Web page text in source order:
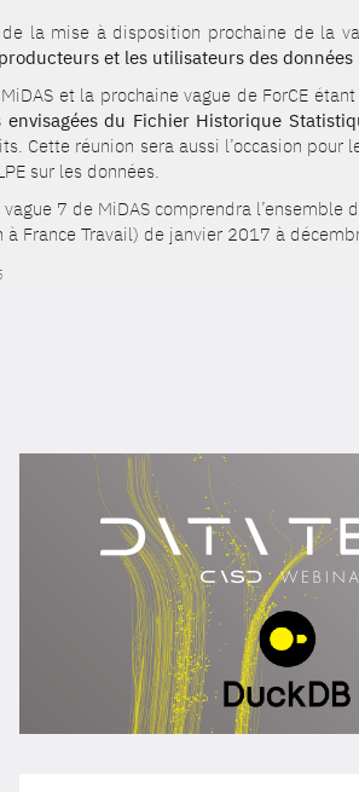
la mise à disposition prochaine de la
producteurs et les utilisateurs des
et la prochaine vague de ForCE
envisagées du Fichier Historique
Cette réunion sera aussi l’occasion
sur les données.
7 de MiDAS comprendra
à France Travail) de janvier 2017 à